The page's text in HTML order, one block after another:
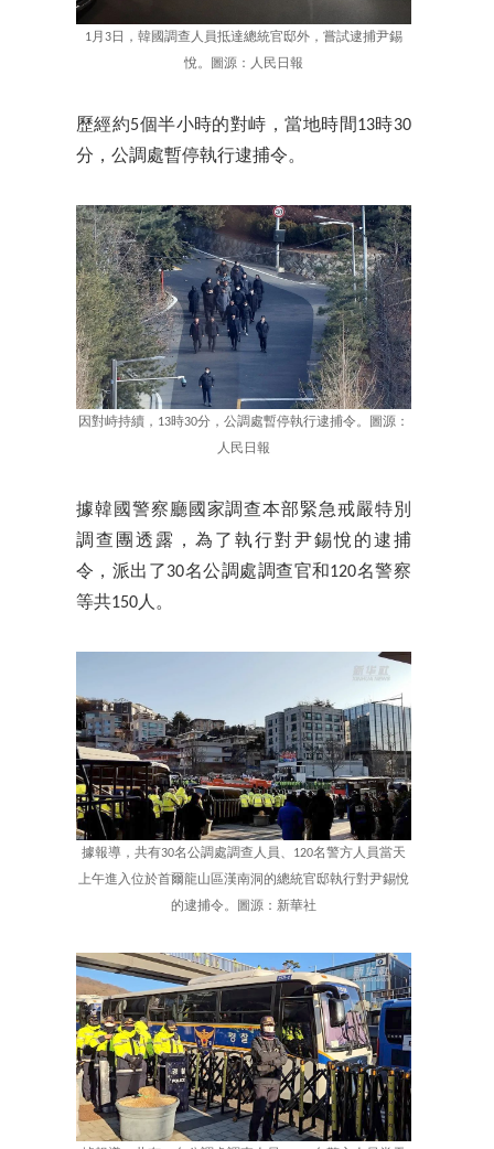
1月3日，韓國調查人員抵達總統官邸外，嘗試逮捕尹錫
悅。圖源：人民日報
歷經約5個半小時的對峙，當地時間13時30
分，公調處暫停執行逮捕令。
因對峙持續，13時30分，公調處暫停執行逮捕令。圖源：
人民日報
據韓國警察廳國家調查本部緊急戒嚴特別
調查團透露，為了執行對尹錫悅的逮捕
令，派出了30名公調處調查官和120名警察
等共150人。
據報導，共有30名公調處調查人員、120名警方人員當天
上午進入位於首爾龍山區漢南洞的總統官邸執行對尹錫悅
的逮捕令。圖源：新華社